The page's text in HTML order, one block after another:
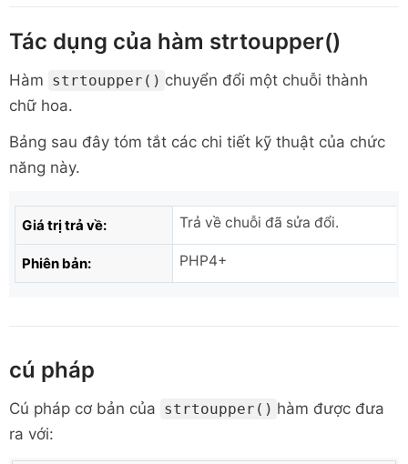
Tác dụng của hàm strtoupper()
Hàm strtoupper() chuyển đổi một chuỗi thành
chữ hoa.
Bảng sau đây tóm tắt các chi tiết kỹ thuật của chức
năng này.
Giá trị trả về: Trả về chuỗi đã sửa đổi.
Phiên bản: PHP4+
cú pháp
Cú pháp cơ bản của strtoupper() hàm được đưa
ra với: